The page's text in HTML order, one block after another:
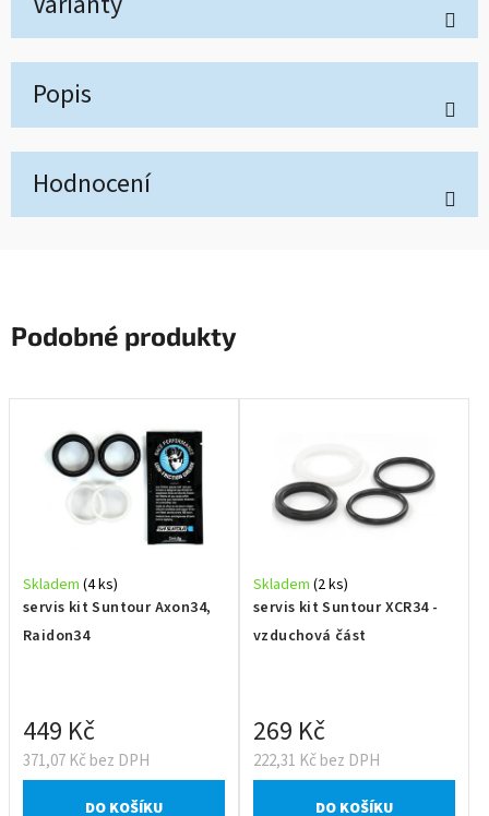
Popis
Hodnocení
Podobné produkty
servis kit Suntour Axon34,
Raidon34
Skladem (4 ks)
371,07 Kč bez DPH
449 Kč
DO KOŠÍKU
servis kit Suntour XCR34 -
vzduchová část
Skladem (2 ks)
222,31 Kč bez DPH
269 Kč
DO KOŠÍKU